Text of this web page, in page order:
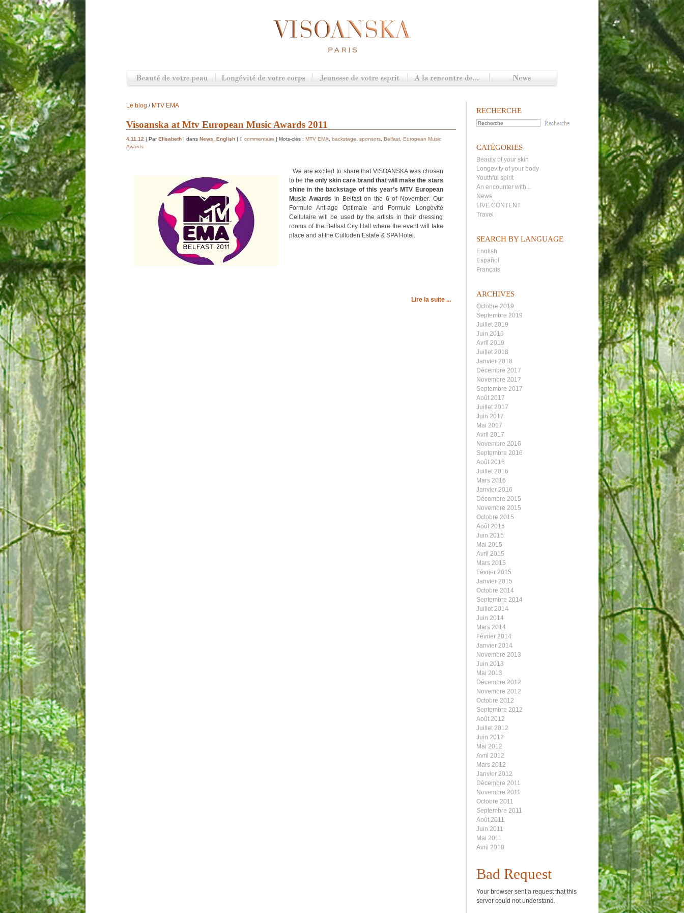
RECHERCHE
CATÉGORIES
Beauty of your skin
Longevity of your body
Youthful spirit
An encounter with...
News
LIVE CONTENT
Travel
SEARCH BY LANGUAGE
English
Español
Français
ARCHIVES
Octobre 2019
Septembre 2019
Juillet 2019
Juin 2019
Avril 2019
Juillet 2018
Janvier 2018
Décembre 2017
Novembre 2017
Septembre 2017
Août 2017
Juillet 2017
Juin 2017
Mai 2017
Avril 2017
Novembre 2016
Septembre 2016
Août 2016
Juillet 2016
Mars 2016
Janvier 2016
Décembre 2015
Novembre 2015
Octobre 2015
Août 2015
Juin 2015
Mai 2015
Avril 2015
Mars 2015
Février 2015
Janvier 2015
Octobre 2014
Septembre 2014
Juillet 2014
Juin 2014
Mars 2014
Février 2014
Janvier 2014
Novembre 2013
Juin 2013
Mai 2013
Décembre 2012
Novembre 2012
Octobre 2012
Septembre 2012
Août 2012
Juillet 2012
Juin 2012
Mai 2012
Avril 2012
Mars 2012
Janvier 2012
Décembre 2011
Novembre 2011
Octobre 2011
Septembre 2011
Août 2011
Juin 2011
Mai 2011
Avril 2010
Bad Request
Your browser sent a request that this
server could not understand.
Le blog / MTV EMA
Visoanska at Mtv European Music Awards 2011
4.11.12 | ParElisabeth | dans News, English | 0 commentaire | Mots-clés : MTV EMA, backstage, sponsors, Belfast, European Music
Awards
We are excited to share that VISOANSKA was chosen
to be the only skin care brand that will make the stars
shine in the backstage of this year’s MTV European
Music Awards in Belfast on the 6 of November. Our
Formule Ant-age Optimale and Formule Longévité
Cellulaire will be used by the artists in their dressing
rooms of the Belfast City Hall where the event will take
place and at the Culloden Estate & SPA Hotel.
Lire la suite ...